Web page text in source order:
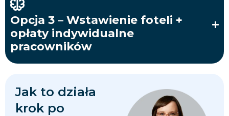
Opcja 3 – Wstawienie foteli +
opłaty indywidualne
pracowników
Jak to działa
krok po